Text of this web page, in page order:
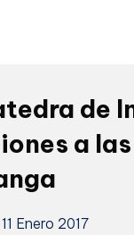
de
a
Enero 2017